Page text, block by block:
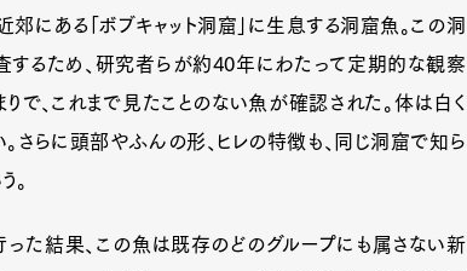
にある「ボブキャット洞窟」に生息する洞窟魚。この洞
するため、研究者らが約40年にわたって定期的な観察
で、これまで見たことのない魚が確認された。体は白く
さらに頭部やふんの形、ヒレの特徴も、同じ洞窟で知ら
。
た結果、この魚は既存のどのグループにも属さない新